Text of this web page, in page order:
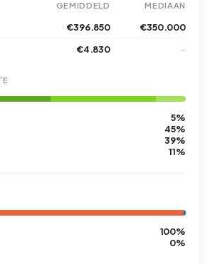
GEMIDDELD MEDIAAN
€396.850 €350.000
€4.830 –
5%
45%
39%
11%
100%
0%